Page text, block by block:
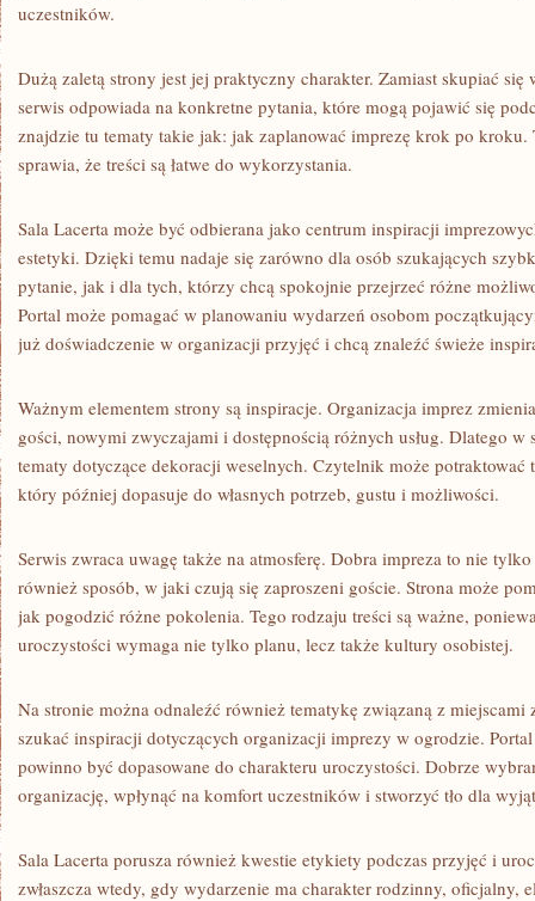
uczestników.
Dużą zaletą strony jest jej praktyczny charakter. Zamiast skupiać się
serwis odpowiada na konkretne pytania, które mogą pojawić się
znajdzie tu tematy takie jak: jak zaplanować imprezę krok po kroku.
sprawia, że treści są łatwe do wykorzystania.
Sala Lacerta może być odbierana jako centrum inspiracji
estetyki. Dzięki temu nadaje się zarówno dla osób szukających
pytanie, jak i dla tych, którzy chcą spokojnie przejrzeć różne
Portal może pomagać w planowaniu wydarzeń osobom
już doświadczenie w organizacji przyjęć i chcą znaleźć świeże
Ważnym elementem strony są inspiracje. Organizacja imprez
gości, nowymi zwyczajami i dostępnością różnych usług. Dlatego w
tematy dotyczące dekoracji weselnych. Czytelnik może
który później dopasuje do własnych potrzeb, gustu i możliwości.
Serwis zwraca uwagę także na atmosferę. Dobra impreza to nie
również sposób, w jaki czują się zaproszeni goście. Strona może
jak pogodzić różne pokolenia. Tego rodzaju treści są ważne,
uroczystości wymaga nie tylko planu, lecz także kultury osobistej.
Na stronie można odnaleźć również tematykę związaną z
szukać inspiracji dotyczących organizacji imprezy w ogrodzie.
powinno być dopasowane do charakteru uroczystości. Dobrze
organizację, wpłynąć na komfort uczestników i stworzyć tło dla
Sala Lacerta porusza również kwestie etykiety podczas przyjęć i
zwłaszcza wtedy, gdy wydarzenie ma charakter rodzinny, oficjalny,